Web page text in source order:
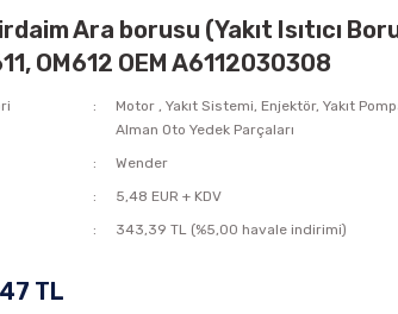
Ara borusu (Yakıt Isıtıcı
OM612 OEM A6112030308
Motor ,Yakıt Sistemi, Enjektör, Yakıt
Alman Oto Yedek Parçaları
Wender
5,48 EUR + KDV
343,39 TL (%5,00 havale indirimi)
TL